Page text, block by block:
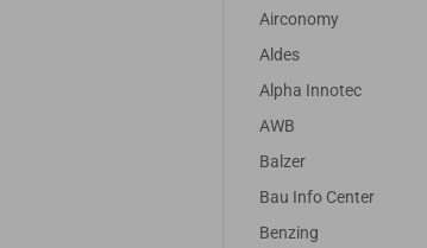
Airconomy
Aldes
Alpha Innotec
AWB
Balzer
Bau Info Center
Benzing